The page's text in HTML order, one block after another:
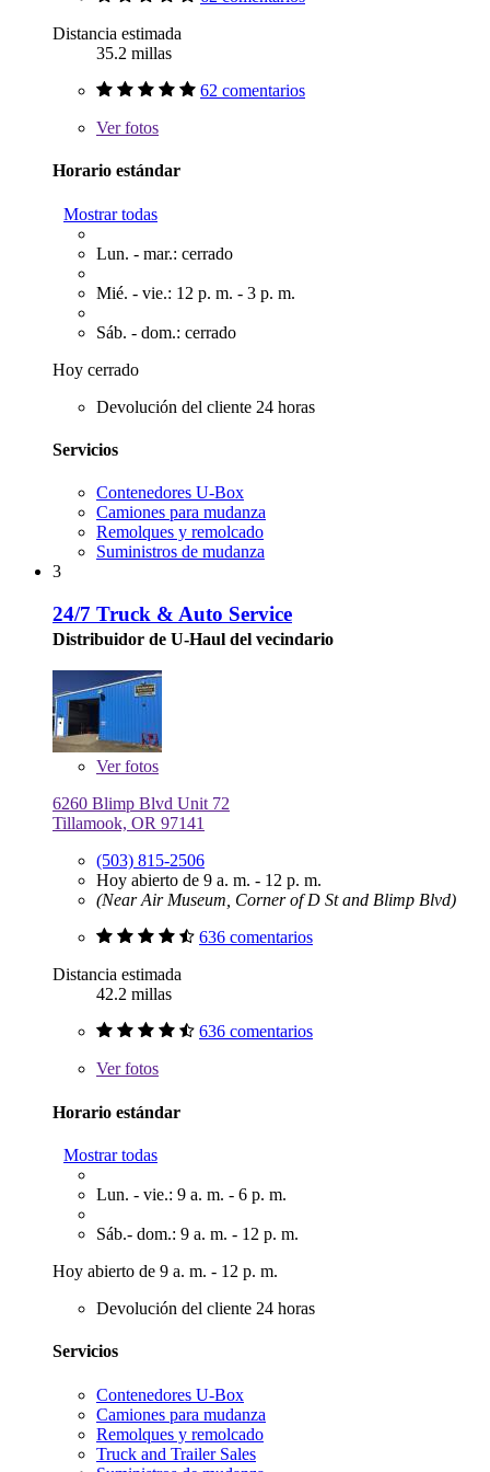
Distancia estimada
35.2 millas
62 comentarios
Verfotos
Horario estándar
Mostrar todas
Lun. - mar.: cerrado
Mié. - vie.: 12 p. m. - 3 p. m.
Sáb. - dom.: cerrado
Hoy cerrado
Devolución del cliente 24 horas
Servicios
Contenedores U-Box
Camiones para mudanza
Remolques y remolcado
Suministros de mudanza
3
24/7 Truck & Auto Service
Distribuidor de U-Haul del vecindario
Verfotos
6260 Blimp Blvd Unit 72
Tillamook, OR 97141
(503) 815-2506
Hoy abierto de 9 a. m. - 12 p. m.
(Near Air Museum, Corner of D St and Blimp Blvd)
636 comentarios
Distancia estimada
42.2 millas
636 comentarios
Verfotos
Horario estándar
Mostrar todas
Lun. - vie.: 9 a. m. - 6 p. m.
Sáb.- dom.: 9 a. m. - 12 p. m.
Hoy abierto de 9 a. m. - 12 p. m.
Devolución del cliente 24 horas
Servicios
Contenedores U-Box
Camiones para mudanza
Remolques y remolcado
Truck and Trailer Sales